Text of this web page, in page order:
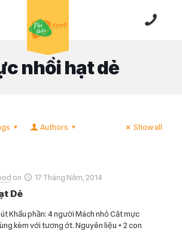
nhồi hạt dẻ
Authors Show all
on 17 Tháng Năm, 2014
Dẻ
Khẩu phần: 4 người Mách nhỏ Cắt mực
kèm với tương ớt. Nguyên liệu + 2 con